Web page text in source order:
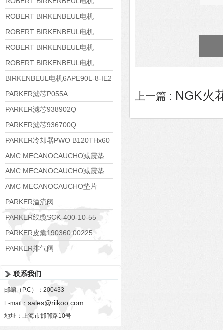
8APE160L-4-IE3
ROBERT BIRKENBEUL电机
8APE112M-6K-IE3
ROBERT BIRKENBEUL电机
8APE100L-2 IE3
ROBERT BIRKENBEUL电机
8APE90S-4 IE3
ROBERT BIRKENBEUL电机
8APE80M-2K-IE3
BIRKENBEUL电机6APE90L-8-IE2
PARKER滤芯P055A
PARKER滤芯938902Q
PARKER滤芯936700Q
PARKER冷却器PWO B120THx60
AMC MECANOCAUCHO减震垫
138552
AMC MECANOCAUCHO减震垫
138551
AMC MECANOCAUCHO垫片
608074
PARKER溢流阀
RE06M35W2N1KWXG087
PARKER线缆SCK-400-10-55
PARKER皮囊190360 00225
PARKER排气阀
联系我们
邮编（P.C）：200433
E-mail： sales@riikoo.com
地址：上海市邯郸路10号
上一篇 : NGK火